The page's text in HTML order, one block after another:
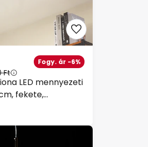
LED mennyezeti
fekete,
Fogy. ár -6%
Ft